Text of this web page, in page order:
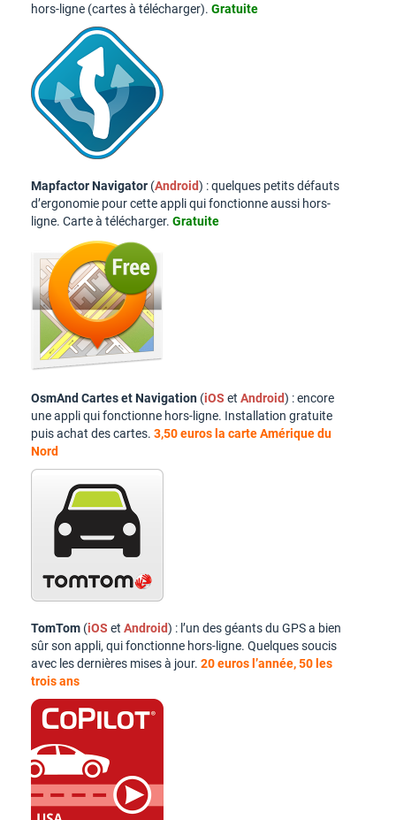
hors-ligne (cartes à télécharger). Gratuite
Mapfactor Navigator (Android) : quelques petits défauts
d’ergonomie pour cette appli qui fonctionne aussi hors-
ligne. Carte à télécharger. Gratuite
OsmAnd Cartes et Navigation (iOS et Android) : encore
une appli qui fonctionne hors-ligne. Installation gratuite
puis achat des cartes. 3,50 euros la carte Amérique du
Nord
TomTom (iOS et Android) : l’un des géants du GPS a bien
sûr son appli, qui fonctionne hors-ligne. Quelques soucis
avec les dernières mises à jour. 20 euros l’année, 50 les
trois ans